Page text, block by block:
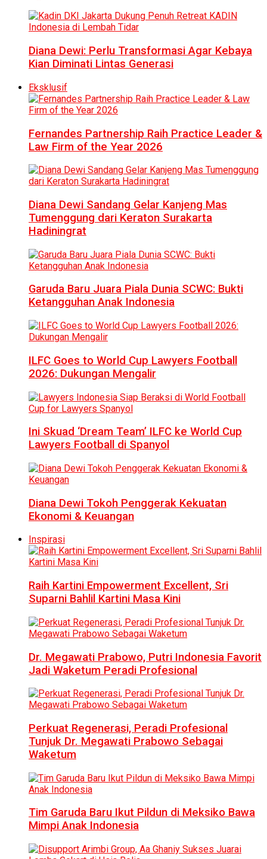
Diana Dewi: Perlu Transformasi Agar Kebaya
Kian Diminati Lintas Generasi
Eksklusif
Fernandes Partnership Raih Practice Leader &
Law Firm of the Year 2026
Diana Dewi Sandang Gelar Kanjeng Mas
Tumenggung dari Keraton Surakarta
Hadiningrat
Garuda Baru Juara Piala Dunia SCWC: Bukti
Ketangguhan Anak Indonesia
ILFC Goes to World Cup Lawyers Football
2026: Dukungan Mengalir
Ini Skuad ‘Dream Team’ ILFC ke World Cup
Lawyers Football di Spanyol
Diana Dewi Tokoh Penggerak Kekuatan
Ekonomi & Keuangan
Inspirasi
Raih Kartini Empowerment Excellent, Sri
Suparni Bahlil Kartini Masa Kini
Dr. Megawati Prabowo, Putri Indonesia Favorit
Jadi Waketum Peradi Profesional
Perkuat Regenerasi, Peradi Profesional
Tunjuk Dr. Megawati Prabowo Sebagai
Waketum
Tim Garuda Baru Ikut Pildun di Meksiko Bawa
Mimpi Anak Indonesia